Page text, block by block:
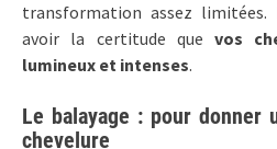
transformation assez limitées.
avoir la certitude quevos
lumineux et intenses.
Le balayage : pour
chevelure